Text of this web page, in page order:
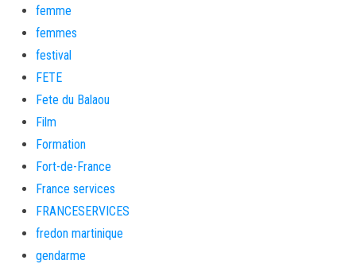
femme
femmes
festival
FETE
Fete du Balaou
Film
Formation
Fort-de-France
France services
FRANCESERVICES
fredon martinique
gendarme